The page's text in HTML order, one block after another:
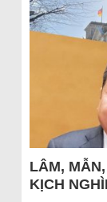
LÂM,
KỊCH